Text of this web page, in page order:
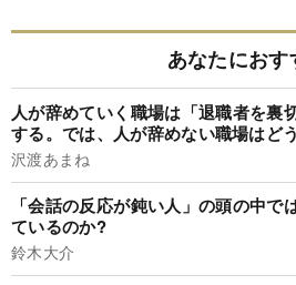
あなたにおす
人が辞めていく職場は「退職者を裏
する。では、人が辞めない職場はど
沢渡あまね
「会話の反応が鈍い人」の頭の中で
ているのか?
鈴木大介